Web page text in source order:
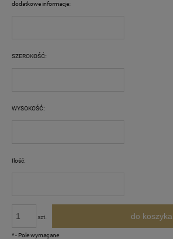
dodatkowe informacje:
SZEROKOŚĆ:
WYSOKOŚĆ:
Ilość:
szt. do koszyka
*- Pole wymagane